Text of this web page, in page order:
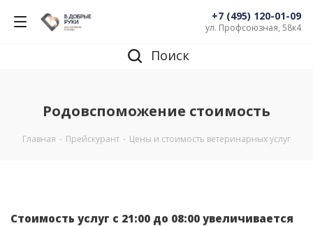
+7 (495) 120-01-09
ул. Профсоюзная, 58к4
Поиск
Родовспоможение стоимость
Главная - Прейскурант - Цены и стоимость ветеринарных услуг
Стоимость услуг с 21:00 до 08:00 увеличивается